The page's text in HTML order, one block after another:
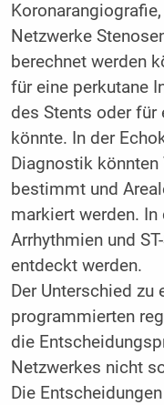
Netzwerke
berechnet werden
für eine perkutane
des Stents oder für
könnte. In der
Diagnostik
bestimmt und
markiert werden. In
Arrhythmien und
entdeckt werden.
Der Unterschied
programmierten
die
Netzwerkes nicht
Die